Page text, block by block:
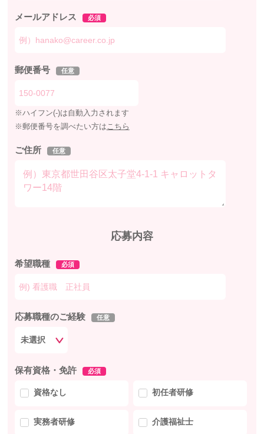
メールアドレス 必須
郵便番号 任意
※ハイフン(-)は自動入力されます
※郵便番号を調べたい方はこちら
ご住所 任意
応募内容
希望職種 必須
応募職種のご経験 任意
保有資格・免許 必須
資格なし 初任者研修
実務者研修 介護福祉士